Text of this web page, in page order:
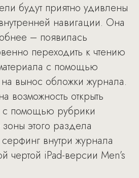
будут приятно удивлены
навигации. Она
– появилась
переходить к чтению
с помощью
на вынос обложки журнала.
возможность открыть
с помощью рубрики
этого раздела
внутри журнала
чертой iPad-версии Men’s